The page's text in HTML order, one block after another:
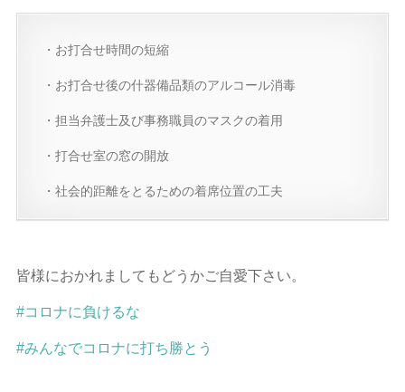
・お打合せ時間の短縮
・お打合せ後の什器備品類のアルコール消毒
・担当弁護士及び事務職員のマスクの着用
・打合せ室の窓の開放
・社会的距離をとるための着席位置の工夫
皆様におかれましてもどうかご自愛下さい。
#コロナに負けるな
#みんなでコロナに打ち勝とう